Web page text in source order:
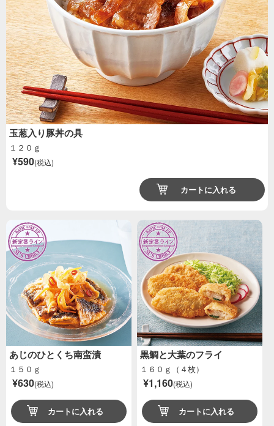
玉葱入り豚丼の具
１２０ｇ
¥590(税込)
カートに入れる
あじのひとくち南蛮漬
１５０ｇ
¥630(税込)
カートに入れる
黒鯛と大葉のフライ
１６０ｇ（４枚）
¥1,160(税込)
カートに入れる